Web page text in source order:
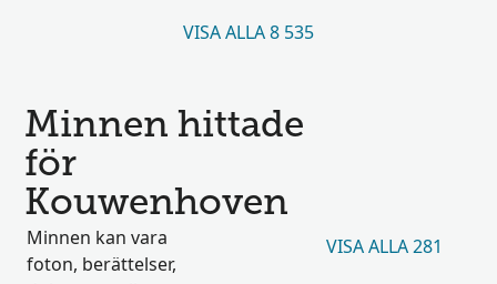
VISA ALLA 8 535
Minnen hittade
för
Kouwenhoven
Minnen kan vara
foton, berättelser,
VISA ALLA 281